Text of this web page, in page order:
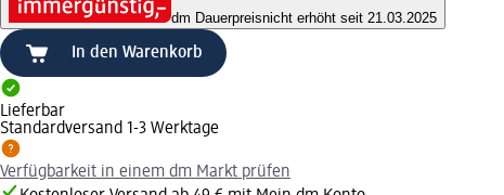
dm Dauerpreisnicht erhöht seit 21.03.2025
In den Warenkorb
Lieferbar
Standardversand 1-3 Werktage
Verfügbarkeit in einem dm Markt prüfen